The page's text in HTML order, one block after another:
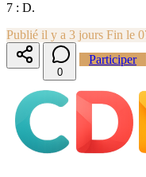
7 : D.
Publié il y a 3 jours Fin le
0
Participer